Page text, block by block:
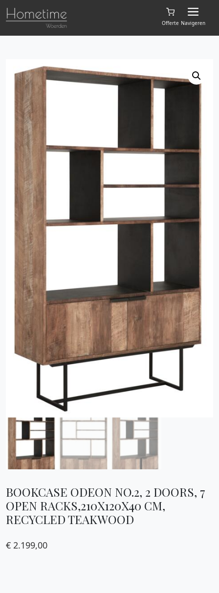
Offerte Navigeren
BOOKCASE ODEON NO.2, 2 DOORS, 7
OPEN RACKS,210X120X40 CM,
RECYCLED TEAKWOOD
€ 2.199,00